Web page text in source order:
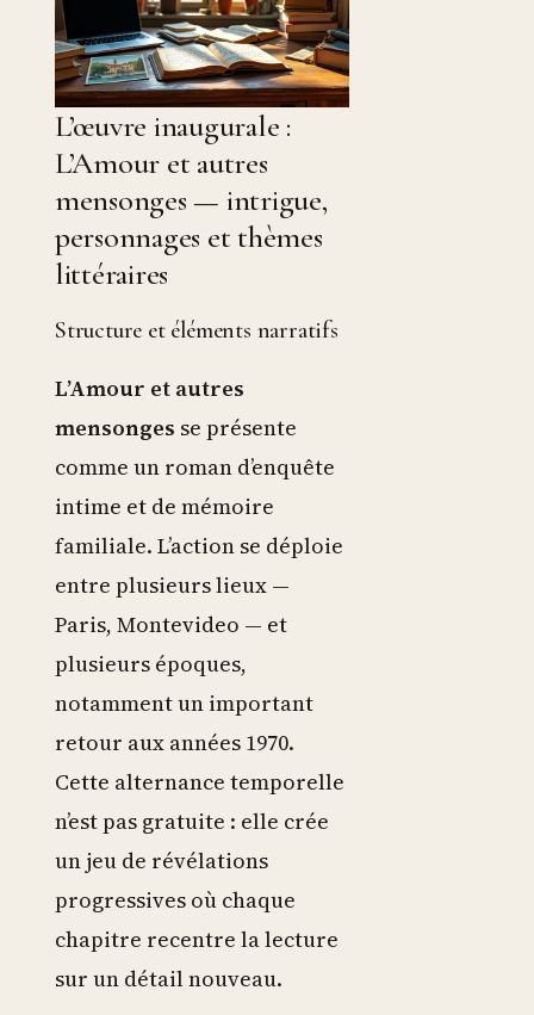
L’œuvre inaugurale :
L’Amour et autres
mensonges — intrigue,
personnages et thèmes
littéraires
Structure et éléments narratifs
L’Amour et autres
mensonges se présente
comme un roman d’enquête
intime et de mémoire
familiale. L’action se déploie
entre plusieurs lieux —
Paris, Montevideo — et
plusieurs époques,
notamment un important
retour aux années 1970.
Cette alternance temporelle
n’est pas gratuite : elle crée
un jeu de révélations
progressives où chaque
chapitre recentre la lecture
sur un détail nouveau.